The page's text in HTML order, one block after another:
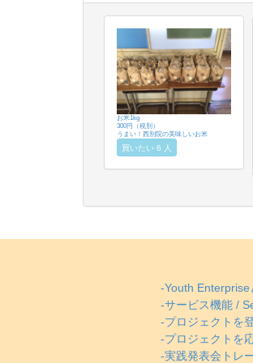
お米1kg
300円（税別）
うまい！西別院の美味しいお米
買いたい 6 人
-Youth
-サービス機能 /
-プロジェクトを
-プロジェクトを
-実践発表会トレ